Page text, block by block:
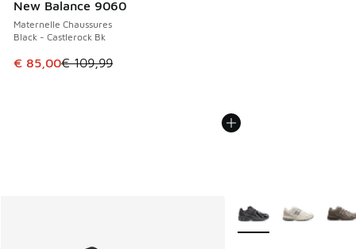
New Balance 9060
Maternelle Chaussures
Black - Castlerock Bk
Cet article est en promotion. Prix en baisse de € 109,99 à
€ 85,00€ 109,99
Plus de couleurs